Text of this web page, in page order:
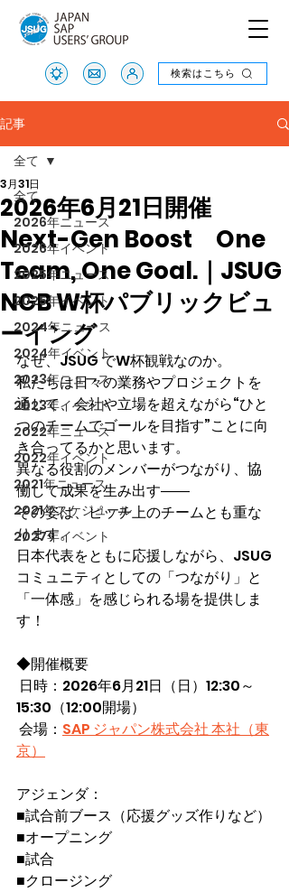
検索はこちら
検索はこちら
記事
全て
2026年ニュース
2026年イベント
2025年ニュース
2025年イベント
2024年ニュース
2024年イベント
2023年ニュース
2023年イベント
2022年ニュース
2022年イベント
2021年ニュース
2021年スケジュール
2027年イベント
全て
2026年6月21日開催
Next-Gen Boost One
Team, One Goal.｜JSUG
NGB W杯パブリックビュ
ーイング
3月31日
なぜ、JSUG でW杯観戦なのか。
私たちは日々の業務やプロジェクトを
通じて、会社や立場を超えながら“ひと
つのチームでゴールを目指す”ことに向
き合ってるかと思います。
異なる役割のメンバーがつながり、協
働して成果を生み出す――
その姿は、ピッチ上のチームとも重な
ります。
日本代表をともに応援しながら、JSUG
コミュニティとしての「つながり」と
「一体感」を感じられる場を提供しま
す！
◆開催概要
15:30（12:00開場）
会場： SAP ジャパン株式会社 本社（東
京）
アジェンダ：
■試合前ブース（応援グッズ作りなど）
■オープニング
■試合
■クロージング